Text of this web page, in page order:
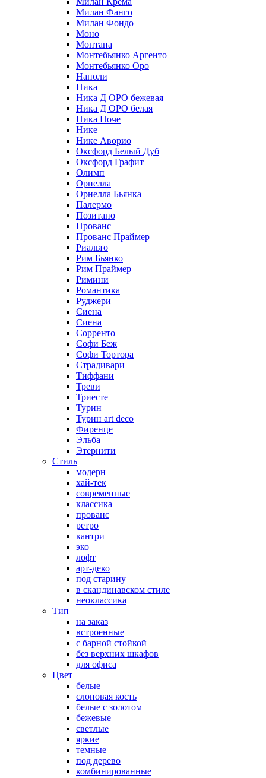
Милан Фанго
Милан Фондо
Моно
Монтана
Монтебьянко Аргенто
Монтебьянко Оро
Наполи
Ника
Ника Д ОРО бежевая
Ника Д ОРО белая
Ника Ноче
Нике
Нике Аворио
Оксфорд Белый Дуб
Оксфорд Графит
Олимп
Орнелла
Орнелла Бьянка
Палермо
Позитано
Прованс
Прованс Праймер
Риальто
Рим Бьянко
Рим Праймер
Римини
Романтика
Руджери
Сиена
Сиена
Сорренто
Софи Беж
Софи Тортора
Страдивари
Тиффани
Треви
Триесте
Турин
Турин art deco
Фиренце
Эльба
Этернити
Стиль
модерн
хай-тек
современные
классика
прованс
ретро
кантри
эко
лофт
арт-деко
под старину
в скандинавском стиле
неоклассика
Тип
на заказ
встроенные
с барной стойкой
без верхних шкафов
для офиса
Цвет
белые
слоновая кость
белые с золотом
бежевые
светлые
яркие
темные
под дерево
комбинированные